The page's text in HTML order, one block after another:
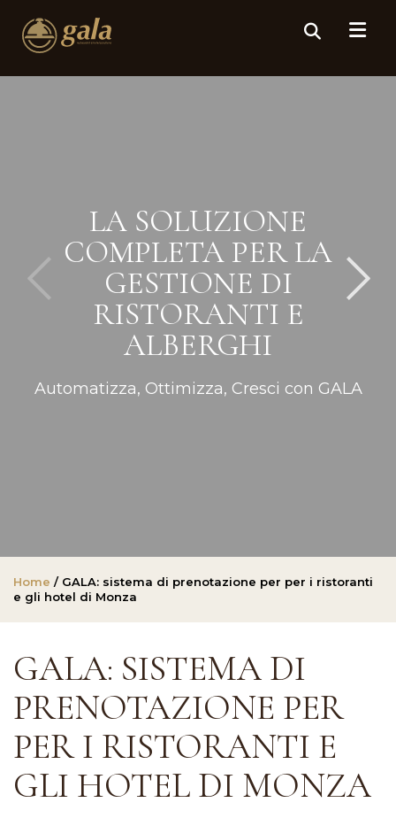
LA SOLUZIONE
COMPLETA PER LA
GESTIONE DI
RISTORANTI E
ALBERGHI
Automatizza, Ottimizza, Cresci con GALA
Home / GALA: sistema di prenotazione per per i ristoranti
e gli hotel di Monza
GALA: SISTEMA DI
PRENOTAZIONE PER
PER I RISTORANTI E
GLI HOTEL DI MONZA